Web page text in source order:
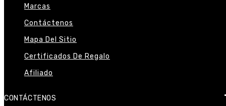
Marcas
Contáctenos
Mapa Del Sitio
Certificados De Regalo
Afiliado
CONTÁCTENOS